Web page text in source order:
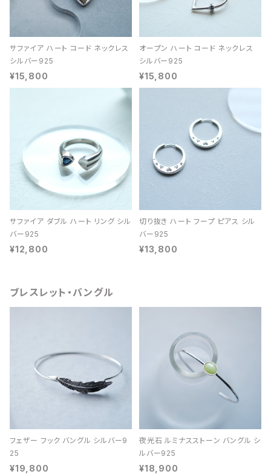
サファイア ハート コード ネックレス
シルバー925
¥15,800
オープン ハート コード ネックレス
シルバー925
¥15,800
サファイア ダブル ハート リング シル
バー925
¥12,800
切り抜き ハート フープ ピアス シル
バー925
¥13,800
ブレスレット・バングル
フェザー フック バングル シルバー9
25
¥19,800
夜光石 ルミナスストーン バングル シ
ルバー925
¥18,900